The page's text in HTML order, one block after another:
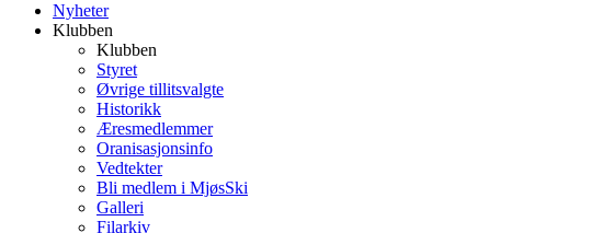
Nyheter
Klubben
Klubben
Styret
Øvrige tillitsvalgte
Historikk
Æresmedlemmer
Oranisasjonsinfo
Vedtekter
Bli medlem i MjøsSki
Galleri
Filarkiv